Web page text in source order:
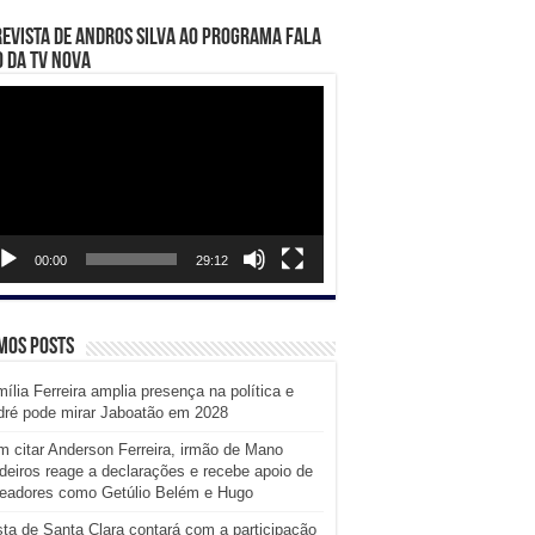
de Andros Silva ao programa Fala
da TV Nova
00:00 29:12
posts
Ferreira amplia presença na política e
pode mirar Jaboatão em 2028
citar Anderson Ferreira, irmão de Mano
reage a declarações e recebe apoio de
como Getúlio Belém e Hugo
de Santa Clara contará com a participação